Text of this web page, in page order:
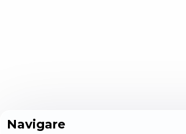
Navigare